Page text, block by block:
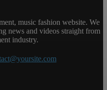
music fashion website. We
news and videos straight from
industry.